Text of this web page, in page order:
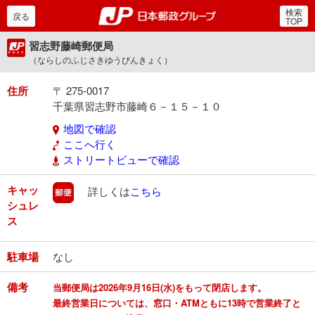
郵便局・日本郵政グルー
戻る 検索
TOP
習志野藤崎郵便局
（ならしのふじさきゆうびんきょく）
住所
〒 275-0017
千葉県習志野市藤崎６－１５－１０
地図で確認
ここへ行く
ストリートビューで確認
キャッ
シュレ
ス
郵便
詳しくはこちら
駐車場 なし
備考
当郵便局は2026年9月16日(水)をもって閉店します。
最終営業日については、窓口・ATMともに13時で営業終了と